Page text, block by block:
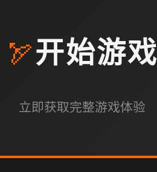
🏹开始游戏
立即获取完整游戏体验